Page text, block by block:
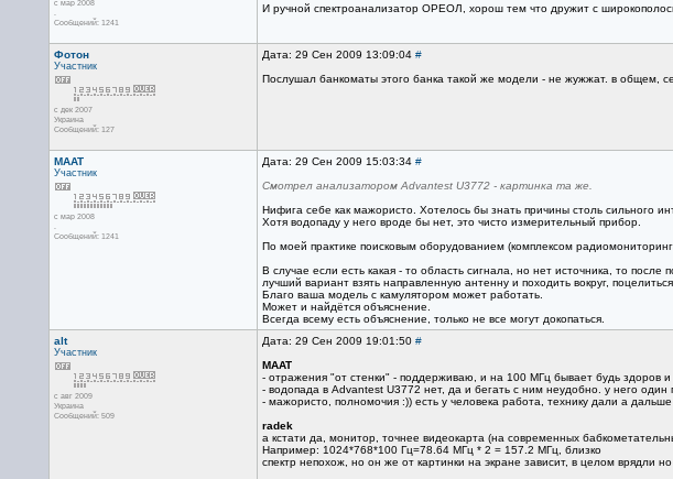
с мар 2008
.
Сообщений: 1241
И ручной спектроанализатор ОРЕОЛ, хорош тем что дружит с
Фотон
Участник
с дек 2007
Украина
Сообщений: 127
Дата: 29 Сен 2009 13:09:04 #
Послушал банкоматы этого банка такой же модели - не жужжат. в общем,
MAAT
Участник
с мар 2008
.
Сообщений: 1241
Дата: 29 Сен 2009 15:03:34 #
Смотрел анализатором Advantest U3772 - картинка та же.
Нифига себе как мажористо. Хотелось бы знать причины столь сильного
Хотя водопаду у него вроде бы нет, это чисто измерительный прибор.
По моей практике поисковым оборудованием (комплексом
В случае если есть какая - то область сигнала, но нет источника, то после
лучший вариант взять направленную антенну и походить вокруг,
Благо ваша модель с камулятором может работать.
Может и найдётся объяснение.
Всегда всему есть объяснение, только не все могут докопаться.
alt
Участник
с авг 2009
Украина
Сообщений: 509
Дата: 29 Сен 2009 19:01:50 #
MAAT
- отражения "от стенки" - поддерживаю, и на 100 МГц бывает будь здоров и
- водопада в Advantest U3772 нет, да и бегать с ним неудобно. у него один
- мажористо, полномочия :)) есть у человека работа, технику дали а
radek
а кстати да, монитор, точнее видеокарта (на современных
Например: 1024*768*100 Гц=78.64 МГц * 2 = 157.2 МГц, близко
спектр непохож, но он же от картинки на экране зависит, в целом врядли